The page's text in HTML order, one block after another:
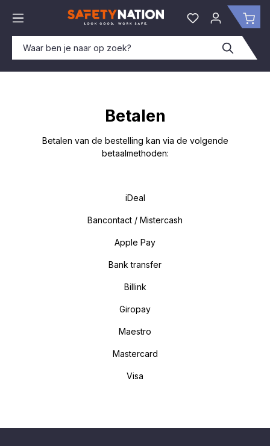
Je hebt 0 items
Betalen
Betalen van de bestelling kan via de volgende
betaalmethoden:
iDeal
Bancontact / Mistercash
Apple Pay
Bank transfer
Billink
Giropay
Maestro
Mastercard
Visa